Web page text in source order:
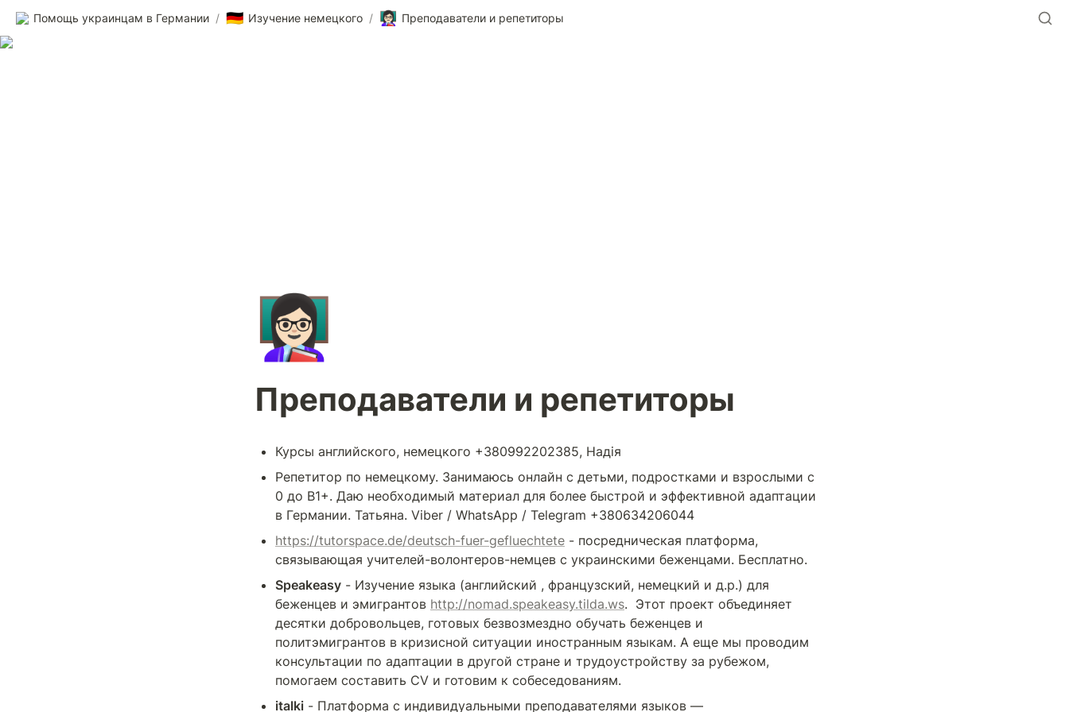
Помощь украинцам в Германии / 🇩🇪 Изучение немецкого / 👩🏻‍🏫 Преподаватели и репетиторы
👩🏻‍🏫
Преподаватели и репетиторы
Курсы английского, немецкого +380992202385, Надiя
Репетитор по немецкому. Занимаюсь онлайн с детьми, подростками и взрослыми с
0 до В1+. Даю необходимый материал для более быстрой и эффективной адаптации
в Германии. Татьяна. Viber / WhatsApp / Telegram +380634206044
https://tutorspace.de/deutsch-fuer-gefluechtete - посредническая платформа,
связывающая учителей-волонтеров-немцев с украинскими беженцами. Бесплатно.
Speakeasy - Изучение языка (английский , французский, немецкий и д.р.) для
беженцев и эмигрантов http://nomad.speakeasy.tilda.ws.  Этот проект объединяет
десятки добровольцев, готовых безвозмездно обучать беженцев и
политэмигрантов в кризисной ситуации иностранным языкам. А еще мы проводим
консультации по адаптации в другой стране и трудоустройству за рубежом,
помогаем составить CV и готовим к собеседованиям.
italki